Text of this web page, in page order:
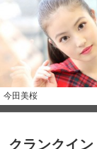
今田美桜
クランクイ